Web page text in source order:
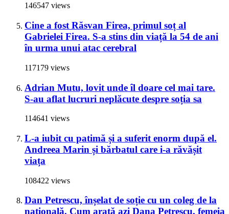
146547 views
Cine a fost Răsvan Firea, primul soț al
Gabrielei Firea. S-a stins din viață la 54 de ani
în urma unui atac cerebral
117179 views
Adrian Mutu, lovit unde îl doare cel mai tare.
S-au aflat lucruri neplăcute despre soția sa
114641 views
L-a iubit cu patimă și a suferit enorm după el.
Andreea Marin și bărbatul care i-a răvășit
viața
108422 views
Dan Petrescu, înșelat de soție cu un coleg de la
națională. Cum arată azi Dana Petrescu, femeia